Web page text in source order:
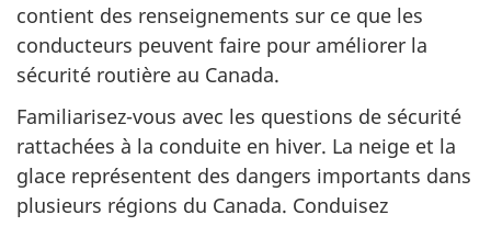
contient des renseignements sur ce que les
conducteurs peuvent faire pour améliorer la
sécurité routière au Canada.
Familiarisez-vous avec les questions de sécurité
rattachées à la conduite en hiver. La neige et la
glace représentent des dangers importants dans
plusieurs régions du Canada. Conduisez